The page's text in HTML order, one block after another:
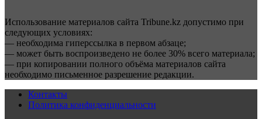
Использование материалов сайта Tribune.kz допустимо при
следующих условиях:
— необходима гиперссылка в первом абзаце;
— может быть воспроизведено не более 30% всего материала;
— при копировании полного объёма материалов сайта
необходимо письменное разрешение редакции.
Контакты
Политика конфиденциальности